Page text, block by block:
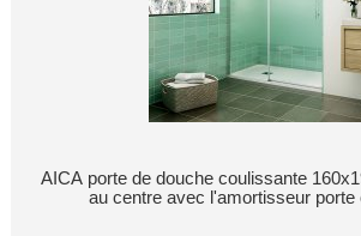
AICA porte de douche coulissante
au centre avec l'amortisseur porte